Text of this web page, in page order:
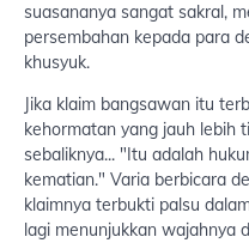
suasananya sangat sakral,
persembahan kepada para
khusyuk.
Jika klaim bangsawan itu
kehormatan yang jauh lebih
sebaliknya... "Itu adalah
kematian." Varia berbicara
klaimnya terbukti palsu
lagi menunjukkan wajahnya